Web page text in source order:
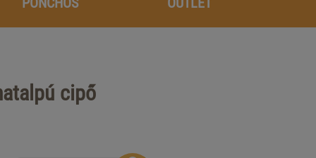
cipő